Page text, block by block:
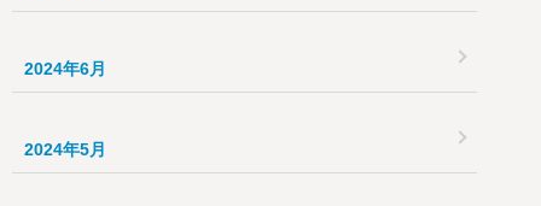
2024年6月
2024年5月